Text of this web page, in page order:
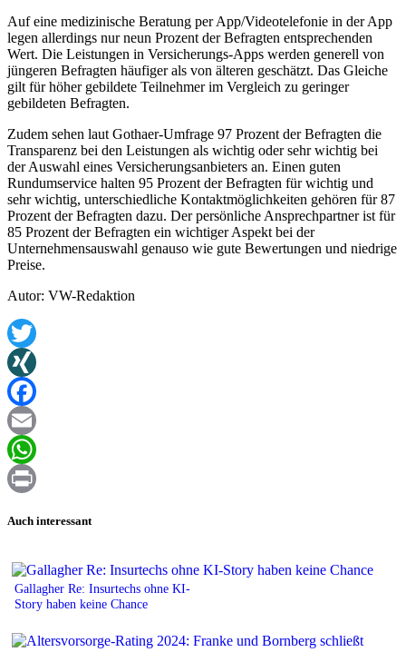
Auf eine medizinische Beratung per App/Videotelefonie in der App
legen allerdings nur neun Prozent der Befragten entsprechenden
Wert. Die Leistungen in Versicherungs-Apps werden generell von
jüngeren Befragten häufiger als von älteren geschätzt. Das Gleiche
gilt für höher gebildete Teilnehmer im Vergleich zu geringer
gebildeten Befragten.
Zudem sehen laut Gothaer-Umfrage 97 Prozent der Befragten die
Transparenz bei den Leistungen als wichtig oder sehr wichtig bei
der Auswahl eines Versicherungsanbieters an. Einen guten
Rundumservice halten 95 Prozent der Befragten für wichtig und
sehr wichtig, unterschiedliche Kontaktmöglichkeiten gehören für 87
Prozent der Befragten dazu. Der persönliche Ansprechpartner ist für
85 Prozent der Befragten ein wichtiger Aspekt bei der
Unternehmensauswahl genauso wie gute Bewertungen und niedrige
Preise.
Autor: VW-Redaktion
Twitter
XING
Facebook
Email
WhatsApp
Auch interessant
Gallagher Re: Insurtechs ohne KI-
Story haben keine Chance